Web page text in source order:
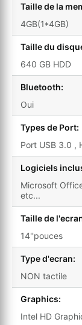
Taille de la
4GB(1*4GB)
Taille du
640 GB HDD
Bluetooth:
Oui
Types de Port:
Port USB 3.0 ,
Logiciels
Microsoft
etc...
Taille de
14''pouces
Type d'ecran:
NON tactile
Graphics:
Intel HD